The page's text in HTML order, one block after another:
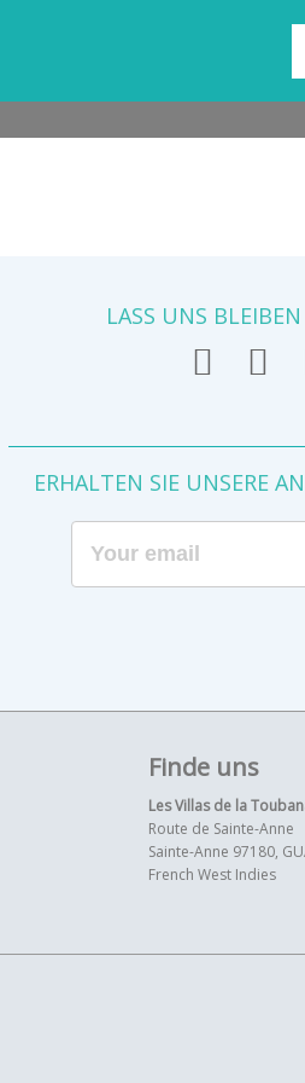
LASS UNS
ERHALTEN SIE UNSERE
Finde uns
Les Villas de la
Route de Sainte-Anne
Sainte-Anne 97180,
French West Indies